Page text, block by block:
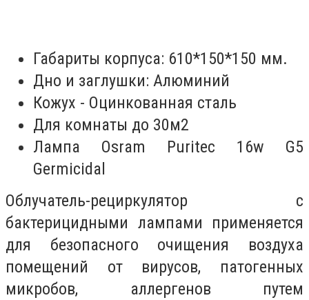
Габариты корпуса: 610*150*150 мм.
Дно и заглушки: Алюминий
Кожух - Оцинкованная сталь
Для комнаты до 30м2
Лампа Osram Puritec 16w G5
Germicidal
Облучатель-рециркулятор с
бактерицидными лампами применяется
для безопасного очищения воздуха
помещений от вирусов, патогенных
микробов, аллергенов путем